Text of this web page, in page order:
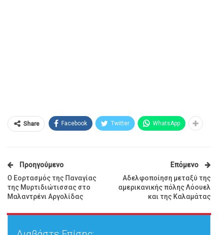
Share Facebook Twitter WhatsApp
Προηγούμενο
O Εορτασμός της Παναγίας
της Μυρτιδιώτισσας στο
Μαλαντρένι Αργολίδας
Επόμενο
Aδελφοποίηση μεταξύ της
αμερικανικής πόλης Λόουελ
και της Καλαμάτας